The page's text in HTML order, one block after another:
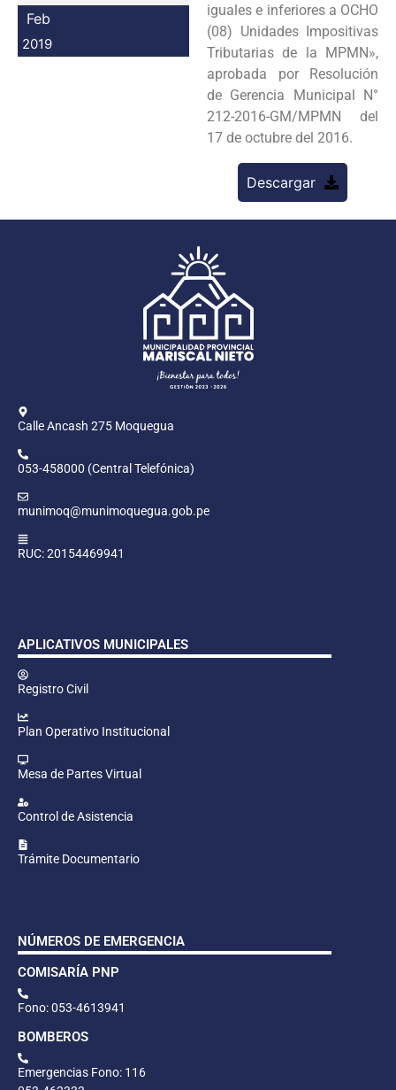
Feb
2019
iguales e inferiores a OCHO
(08) Unidades Impositivas
Tributarias de la MPMN»,
aprobada por Resolución
de Gerencia Municipal N°
212-2016-GM/MPMN del
17 de octubre del 2016.
Descargar
Calle Ancash 275 Moquegua
053-458000 (Central Telefónica)
munimoq@munimoquegua.gob.pe
RUC: 20154469941
APLICATIVOS MUNICIPALES
Registro Civil
Plan Operativo Institucional
Mesa de Partes Virtual
Control de Asistencia
Trámite Documentario
NÚMEROS DE EMERGENCIA
COMISARÍA PNP
Fono: 053-4613941
BOMBEROS
Emergencias Fono: 116